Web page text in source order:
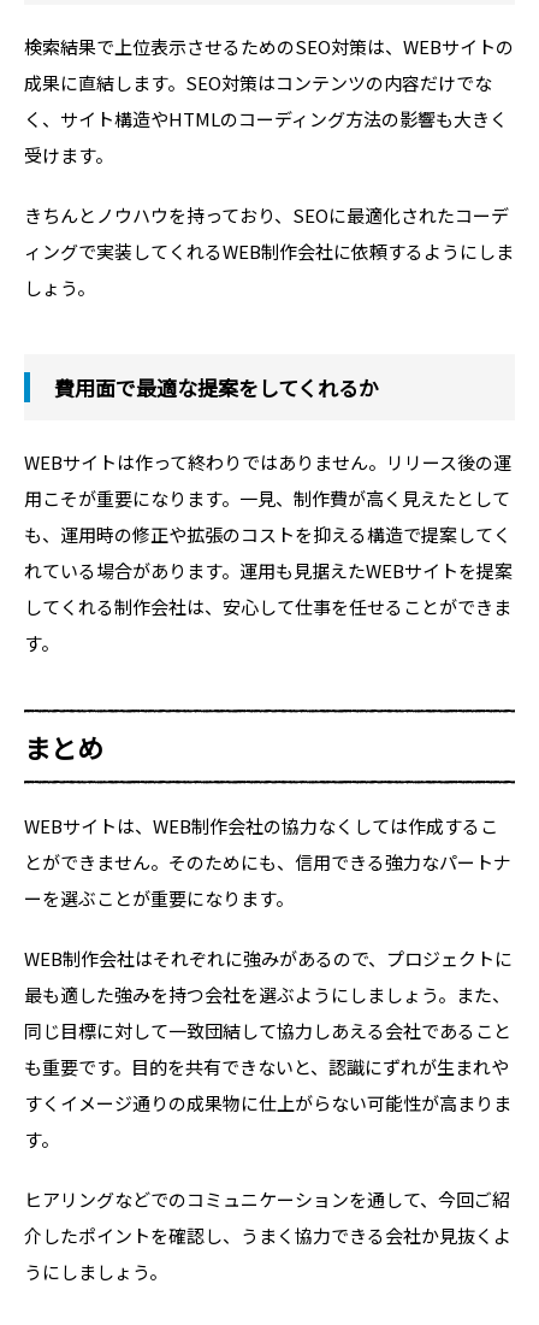
検索結果で上位表示させるためのSEO対策は、WEBサイトの
成果に直結します。SEO対策はコンテンツの内容だけでな
く、サイト構造やHTMLのコーディング方法の影響も大きく
受けます。
きちんとノウハウを持っており、SEOに最適化されたコーデ
ィングで実装してくれるWEB制作会社に依頼するようにしま
しょう。
費用面で最適な提案をしてくれるか
WEBサイトは作って終わりではありません。リリース後の運
用こそが重要になります。一見、制作費が高く見えたとして
も、運用時の修正や拡張のコストを抑える構造で提案してく
れている場合があります。運用も見据えたWEBサイトを提案
してくれる制作会社は、安心して仕事を任せることができま
す。
まとめ
WEBサイトは、WEB制作会社の協力なくしては作成するこ
とができません。そのためにも、信用できる強力なパートナ
ーを選ぶことが重要になります。
WEB制作会社はそれぞれに強みがあるので、プロジェクトに
最も適した強みを持つ会社を選ぶようにしましょう。また、
同じ目標に対して一致団結して協力しあえる会社であること
も重要です。目的を共有できないと、認識にずれが生まれや
すくイメージ通りの成果物に仕上がらない可能性が高まりま
す。
ヒアリングなどでのコミュニケーションを通して、今回ご紹
介したポイントを確認し、うまく協力できる会社か見抜くよ
うにしましょう。